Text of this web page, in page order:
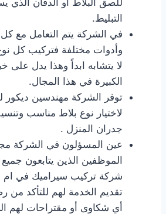
التبليط.
في الشركة يتم التعامل مع
وأدوات مختلفة فتركيب كل
لا يتشابه ابداً وهذا يدل على
الكبيرة في هذا المجال.
توفر الشركة مهندسين ديكور
لاختيار نوع بلاط مناسب
جدران المنزل .
عين المسؤلون في الشركة
الموظفين الذين يتابعون
شركة تركيب سيراميك في ام
تقديم الخدمة لهم للتأكد من
أي شكاوى أو مقتراحات لهم